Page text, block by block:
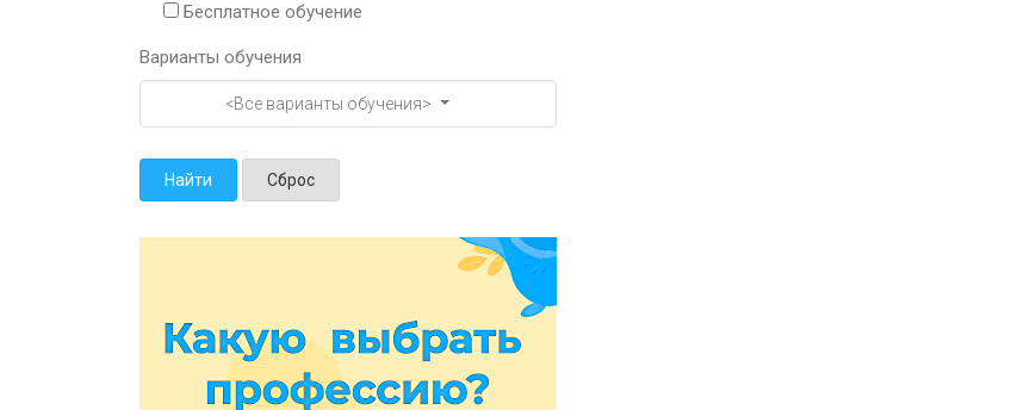
Бесплатное обучение
Варианты обучения
<Все варианты обучения>
Найти Сброс